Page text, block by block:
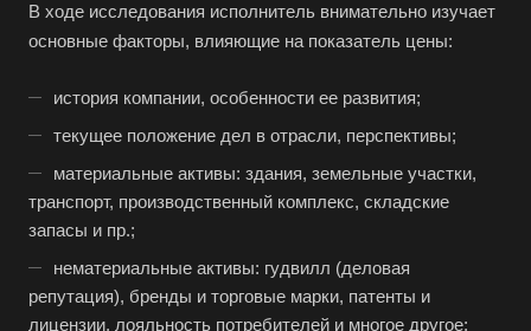
В ходе исследования исполнитель внимательно изучает
основные факторы, влияющие на показатель цены:
история компании, особенности ее развития;
текущее положение дел в отрасли, перспективы;
материальные активы: здания, земельные участки,
транспорт, производственный комплекс, складские
запасы и пр.;
нематериальные активы: гудвилл (деловая
репутация), бренды и торговые марки, патенты и
лицензии, лояльность потребителей и многое другое;